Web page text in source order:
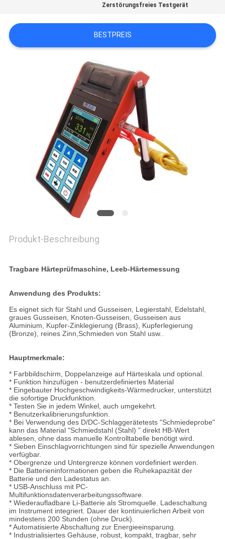
EIN
ZITAT
Zerstörungsfreies Testgerät
BESTPREIS
Produkt-Beschreibung
Tragbare Härteprüfmaschine, Leeb-Härtemessung
Anwendung des Produkts:
Es eignet sich für Stahl und Gusseisen, Legierstahl, Edelstahl,
graues Gusseisen, Knoten-Gusseisen, Gusseisen aus
Aluminium, Kupfer-Zinklegierung (Brass), Kupferlegierung
(Bronze), reines Zinn,Schmieden von Stahl usw..
Hauptmerkmale:
* Farbbildschirm, Doppelanzeige auf Härteskala und optional.
* Funktion hinzufügen - benutzerdefiniertes Material
* Eingebauter Hochgeschwindigkeits-Wärmedrucker, unterstützt
die sofortige Druckfunktion.
* Testen Sie in jedem Winkel, auch umgekehrt.
* Benutzerkalibrierungsfunktion.
* Bei Verwendung des D/DC-Schlaggerätetests "Schmiedeprobe"
kann das Material "Schmiedstahl (Stahl) " direkt HB-Wert
ablesen, ohne dass manuelle Kontrolltabelle benötigt wird.
* Sieben Einschlagvorrichtungen sind für spezielle Anwendungen
verfügbar.
* Obergrenze und Untergrenze können vordefiniert werden.
* Die Batterieninformationen geben die Ruhekapazität der
Batterie und den Ladestatus an.
* USB-Anschluss mit PC-
Multifunktionsdatenverarbeitungssoftware.
* Wiederaufladbare Li-Batterie als Stromquelle. Ladeschaltung
im Instrument integriert. Dauer der kontinuierlichen Arbeit von
mindestens 200 Stunden (ohne Druck).
* Automatisierte Abschaltung zur Energieeinsparung.
* Industrialisiertes Gehäuse, robust, kompakt, tragbar, sehr